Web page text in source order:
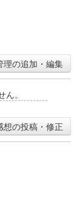
理の追加・編集
。
想の投稿・修正